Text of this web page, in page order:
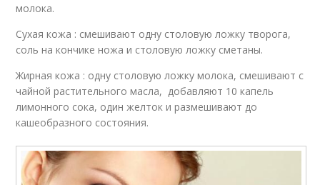
молока.
Сухая кожа : смешивают одну столовую ложку творога,
соль на кончике ножа и столовую ложку сметаны.
Жирная кожа : одну столовую ложку молока, смешивают с
чайной растительного масла, добавляют 10 капель
лимонного сока, один желток и размешивают до
кашеобразного состояния.